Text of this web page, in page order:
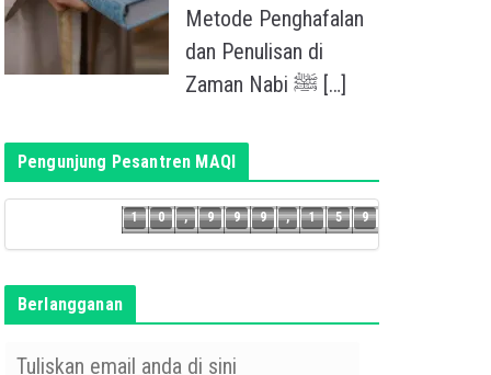
Metode Penghafalan
dan Penulisan di
[…]
Pengunjung Pesantren MAQI
1
0
,
9
9
9
,
1
5 9
Berlangganan